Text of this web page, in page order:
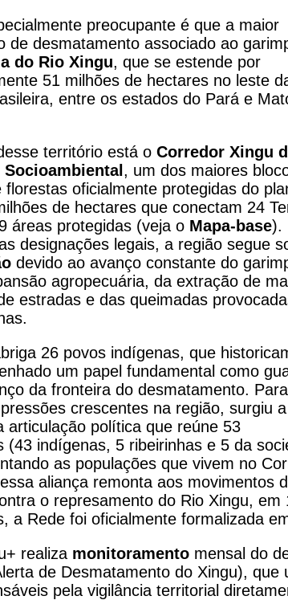
preocupante é que a maior
de desmatamento associado ao
do Rio Xingu, que se estende por
51 milhões de hectares no leste
entre os estados do Pará e
território está o Corredor Xingu
Socioambiental, um dos maiores
florestas oficialmente protegidas do
de hectares que conectam 24
áreas protegidas (veja o Mapa-base).
designações legais, a região segue
devido ao avanço constante do
agropecuária, da extração de
estradas e das queimadas
26 povos indígenas, que
um papel fundamental como
da fronteira do desmatamento. Para
crescentes na região, surgiu a
articulação política que reúne 53
(43 indígenas, 5 ribeirinhas e 5 da
as populações que vivem no
aliança remonta aos movimentos
o represamento do Rio Xingu,
a Rede foi oficialmente formalizada
realiza monitoramento mensal do
de Desmatamento do Xingu),
pela vigilância territorial